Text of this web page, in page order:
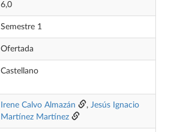
6,0
Semestre 1
Ofertada
Castellano
Irene Calvo Almazán , Jesús Ignacio
Martínez Martínez